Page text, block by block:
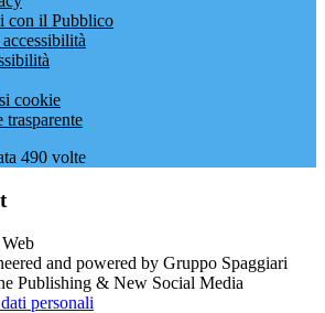
con il Pubblico
cookie
490 volte
and powered by Gruppo Spaggiari
Publishing & New Social Media
personali